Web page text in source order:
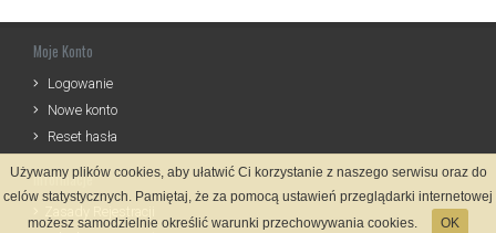
Moje Konto
Logowanie
Nowe konto
Reset hasła
Informacje
Używamy plików cookies, aby ułatwić Ci korzystanie z naszego serwisu oraz do
celów statystycznych. Pamiętaj, że za pomocą ustawień przeglądarki internetowej
możesz samodzielnie określić warunki przechowywania cookies.
OK